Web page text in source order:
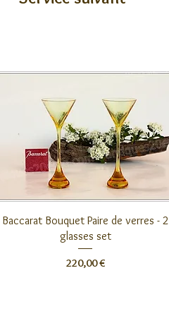
Aperçu rapide
Baccarat Bouquet Paire de verres - 2
glasses set
Prix
220,00 €